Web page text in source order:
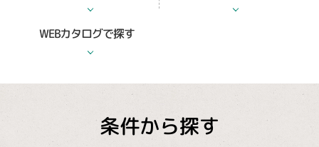
WEBカタログで探す
条件から探す